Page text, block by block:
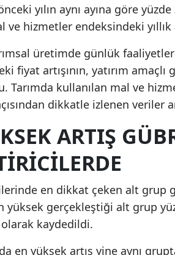
yılın aynı ayına göre
ve hizmetler endeksindeki
üretimde günlük
fiyat artışının, yatırım
Tarımda kullanılan mal ve
dikkatle izlenen veriler
ARTIŞ
en dikkat çeken alt grup
yüksek gerçekleştiği alt grup
kaydedildi.
en yüksek artış yine aynı